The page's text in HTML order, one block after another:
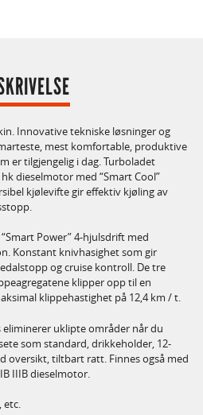
Innovative tekniske løsninger og
mest komfortable, produktive
er tilgjengelig i dag. Turboladet
dieselmotor med “Smart Cool”
kjølevifte gir effektiv kjøling av
Power” 4-hjulsdrift med
Konstant knivhasighet som gir
og cruise kontroll. De tre
klipper opp til en
klippehastighet på 12,4 km / t.
eliminerer uklipte områder når du
som standard, drikkeholder, 12-
oversikt, tiltbart ratt. Finnes også med
IIIB dieselmotor.
etc.